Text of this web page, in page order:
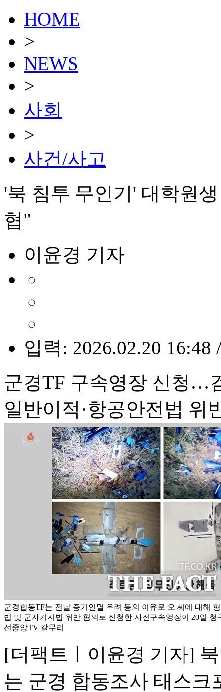
HOME
>
NEWS
>
사회
>
사건/사고
'북 침투 무인기' 대학원
협"
이윤경 기자
입력: 2026.02.20 16:48
군경TF 구속영장 신청…
일반이적·항공안전법 위
군경합동TF는 전날 증거인멸 우려 등의 이유로 오 씨에 대해
법 및 군사기지법 위반 혐의로 신청한 사전구속영장이 20일 청
선중앙TV 갈무리
[더팩트ㅣ이윤경 기자]
는 군경 합동조사 태스크